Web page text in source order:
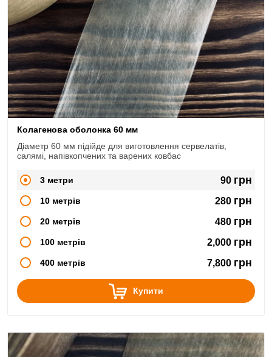
Колагенова оболонка 60 мм
Діаметр 60 мм підійде для виготовлення сервелатів,
салямі, напівкопчених та варених ковбас
3 метри 90 грн
10 метрів 280 грн
20 метрів 480 грн
100 метрів 2,000 грн
400 метрів 7,800 грн
Купити